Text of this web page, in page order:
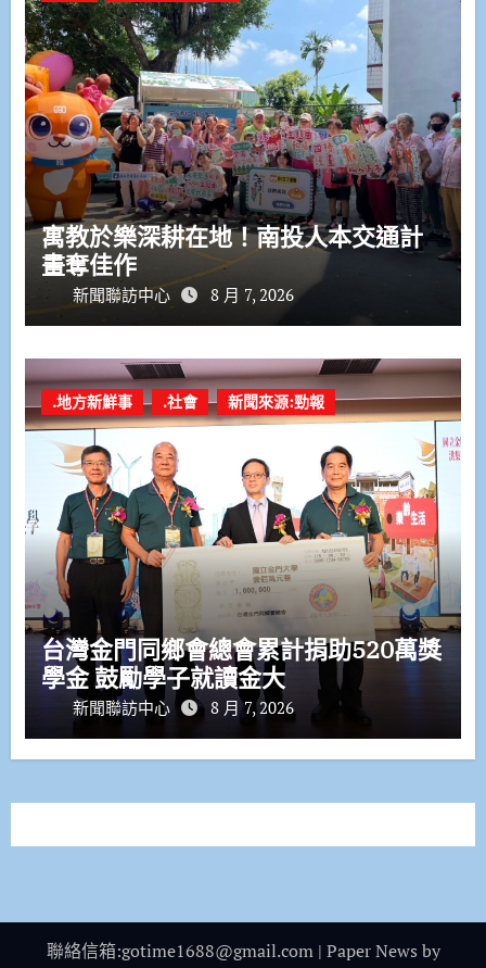
寓教於樂深耕在地！南投人本交通計
畫奪佳作
新聞聯訪中心 8 月 7, 2026
.地方新鮮事 .社會 新聞來源:勁報
台灣金門同鄉會總會累計捐助520萬獎
學金 鼓勵學子就讀金大
新聞聯訪中心 8 月 7, 2026
聯絡信箱:gotime1688@gmail.com | Paper News by